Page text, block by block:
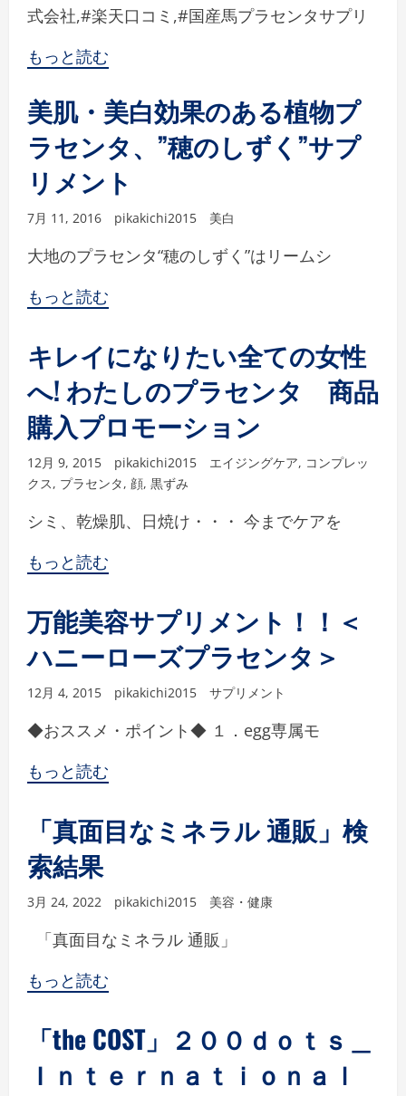
式会社,#楽天口コミ,#国産馬プラセンタサプリ
もっと読む
美肌・美白効果のある植物プ
ラセンタ、”穂のしずく”サプ
リメント
7月 11, 2016 pikakichi2015 美白
大地のプラセンタ“穂のしずく”はリームシ
もっと読む
キレイになりたい全ての女性
へ! わたしのプラセンタ 商品
購入プロモーション
12月 9, 2015 pikakichi2015 エイジングケア, コンプレッ
クス, プラセンタ, 顔, 黒ずみ
シミ、乾燥肌、日焼け・・・ 今までケアを
もっと読む
万能美容サプリメント！！＜
ハニーローズプラセンタ＞
12月 4, 2015 pikakichi2015 サプリメント
◆おススメ・ポイント◆ １．egg専属モ
もっと読む
「真面目なミネラル 通販」検
索結果
3月 24, 2022 pikakichi2015 美容・健康
「真面目なミネラル 通販」
もっと読む
「the COST」２００ｄｏｔｓ＿
Ｉｎｔｅｒｎａｔｉｏｎａｌ